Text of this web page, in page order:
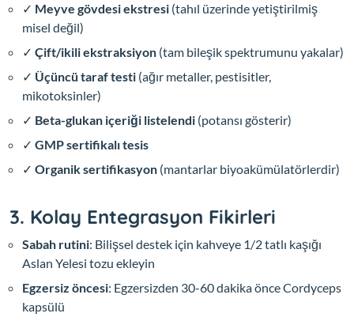
✓ Meyve gövdesi ekstresi (tahıl üzerinde yetiştirilmiş
misel değil)
✓ Çift/ikili ekstraksiyon (tam bileşik spektrumunu yakalar)
✓ Üçüncü taraf testi (ağır metaller, pestisitler,
mikotoksinler)
✓ Beta-glukan içeriği listelendi (potansı gösterir)
✓ GMP sertifikalı tesis
✓ Organik sertifikasyon (mantarlar biyoakümülatörlerdir)
3. Kolay Entegrasyon Fikirleri
Sabah rutini: Bilişsel destek için kahveye 1/2 tatlı kaşığı
Aslan Yelesi tozu ekleyin
Egzersiz öncesi: Egzersizden 30-60 dakika önce Cordyceps
kapsülü